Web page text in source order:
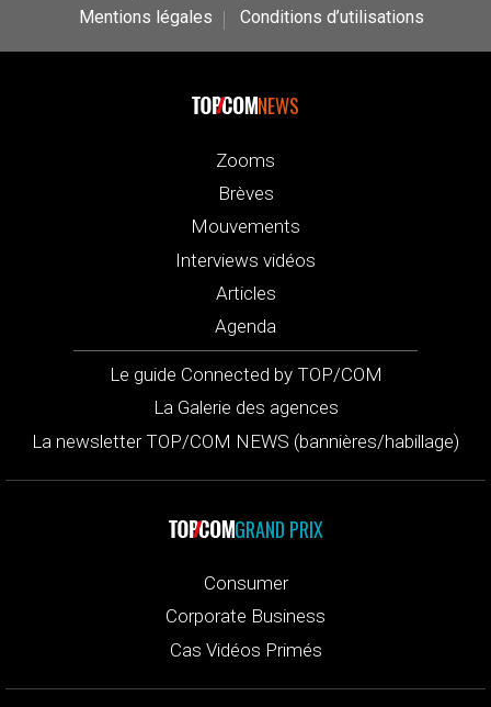
Mentions légales
Conditions d’utilisations
NEWS
Zooms
Brèves
Mouvements
Interviews vidéos
Articles
Agenda
Le guide Connected by TOP/COM
La Galerie des agences
La newsletter TOP/COM NEWS (bannières/habillage)
GRAND PRIX
Consumer
Corporate Business
Cas Vidéos Primés